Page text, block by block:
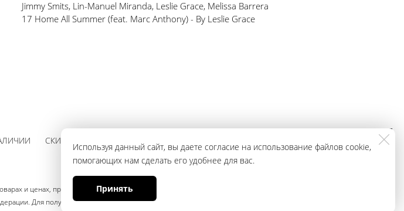
Jimmy Smits, Lin-Manuel Miranda, Leslie Grace, Melissa Barrera
17 Home All Summer (feat. Marc Anthony) - By Leslie Grace
Используя данный сайт, вы даете согласие на использование файлов cookie,
помогающих нам сделать его удобнее для вас.
Принять
СКИДКИ
+79965943296
ЗАКАЗАТЬ
ЗВОНОК
и ценах, предоставленная на нём, носит исключительно информационный характер и ни при каких условиях
Для получения подробной информации о наличии и стоимости указанных товаров и (или) услуг, пожалуйста,